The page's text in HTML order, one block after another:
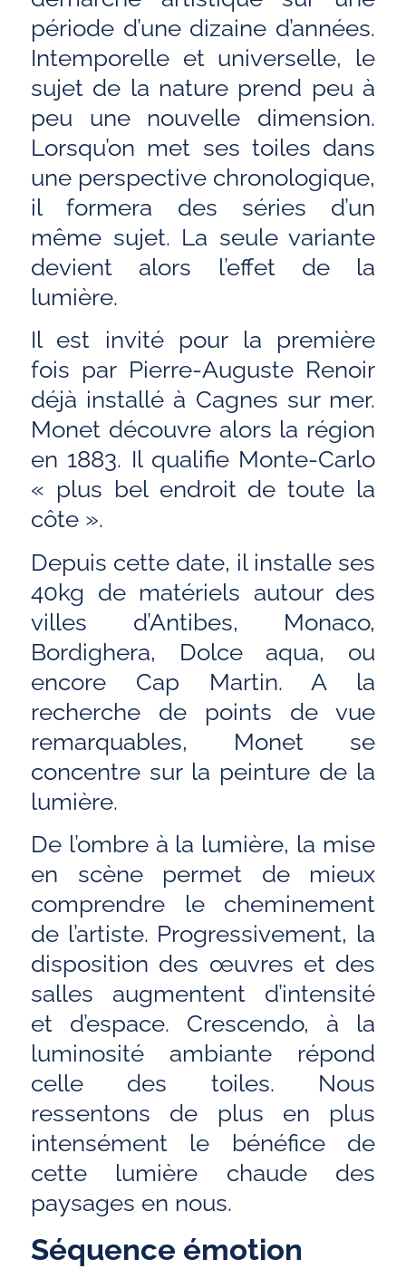
période d’une dizaine d’années.
Intemporelle et universelle, le
sujet de la nature prend peu à
peu une nouvelle dimension.
Lorsqu’on met ses toiles dans
une perspective chronologique,
il formera des séries d’un
même sujet. La seule variante
devient alors l’effet de la
lumière.
Il est invité pour la première
fois par Pierre-Auguste Renoir
déjà installé à Cagnes sur mer.
Monet découvre alors la région
en 1883. Il qualifie Monte-Carlo
« plus bel endroit de toute la
côte ».
Depuis cette date, il installe ses
40kg de matériels autour des
villes d’Antibes, Monaco,
Bordighera, Dolce aqua, ou
encore Cap Martin. A la
recherche de points de vue
remarquables, Monet se
concentre sur la peinture de la
lumière.
De l’ombre à la lumière, la mise
en scène permet de mieux
comprendre le cheminement
de l’artiste. Progressivement, la
disposition des œuvres et des
salles augmentent d’intensité
et d’espace. Crescendo, à la
luminosité ambiante répond
celle des toiles. Nous
ressentons de plus en plus
intensément le bénéfice de
cette lumière chaude des
paysages en nous.
Séquence émotion